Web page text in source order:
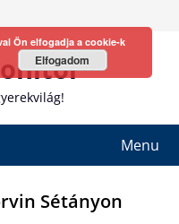
Menu
Sétányon
Ön elfogadja a cookie-k
Elfogadom